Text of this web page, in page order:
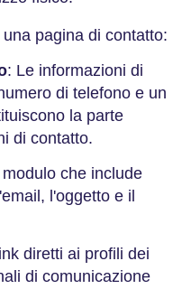
pagina di contatto:
: Le informazioni di
di telefono e un
la parte
di contatto.
che include
l'oggetto e il
diretti ai profili dei
di comunicazione